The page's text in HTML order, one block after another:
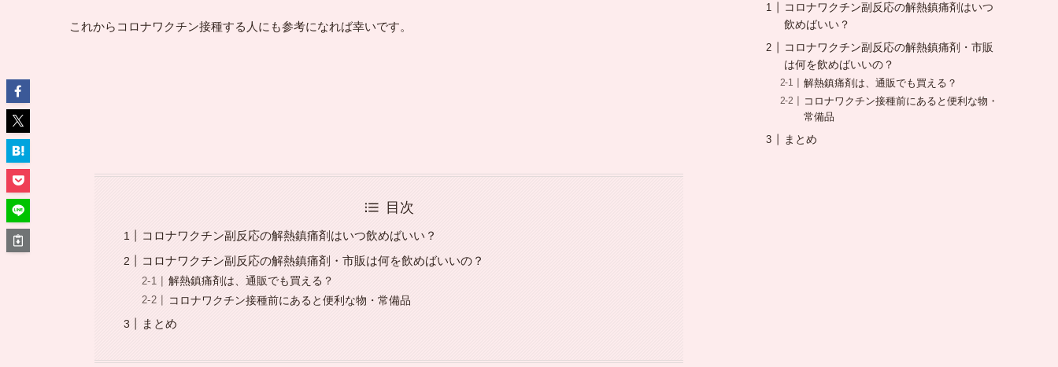
これからコロナワクチン接種する人にも参考になれば幸いです。
目次
コロナワクチン副反応の解熱鎮痛剤はいつ飲めばいい？
コロナワクチン副反応の解熱鎮痛剤・市販は何を飲めばいいの？
解熱鎮痛剤は、通販でも買える？
コロナワクチン接種前にあると便利な物・常備品
まとめ
コロナワクチン副反応の解熱鎮痛剤はいつ
飲めばいい？
コロナワクチン副反応の解熱鎮痛剤・市販
は何を飲めばいいの？
解熱鎮痛剤は、通販でも買える？
コロナワクチン接種前にあると便利な物・
常備品
まとめ